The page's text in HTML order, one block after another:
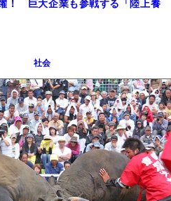
！ 巨大企業も参戦する「陸上養
社会